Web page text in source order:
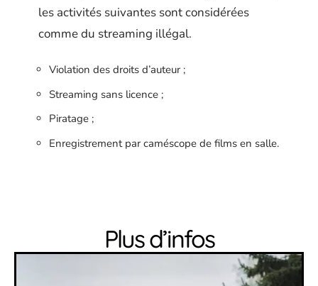
les activités suivantes sont considérées
comme du streaming illégal.
Violation des droits d’auteur ;
Streaming sans licence ;
Piratage ;
Enregistrement par caméscope de films en salle.
Plus d’infos